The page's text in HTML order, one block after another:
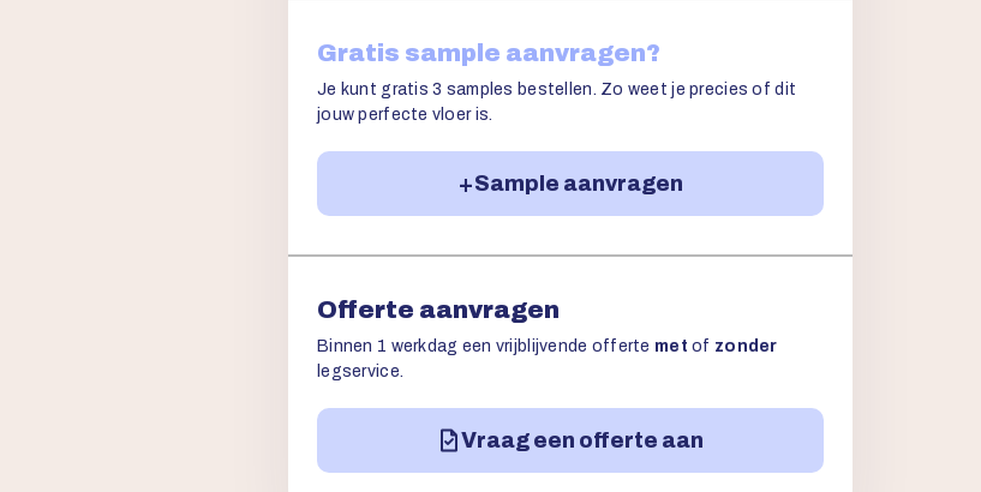
Gratis sample aanvragen?
Je kunt gratis 3 samples bestellen. Zo weet je precies of dit
jouw perfecte vloer is.
Sample aanvragen
Offerte aanvragen
Binnen 1 werkdag een vrijblijvende offerte met of zonder
legservice.
Vraag een offerte aan